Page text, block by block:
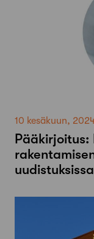
10 kesäkuun,
Pääkirjoitus:
uudistuksissa